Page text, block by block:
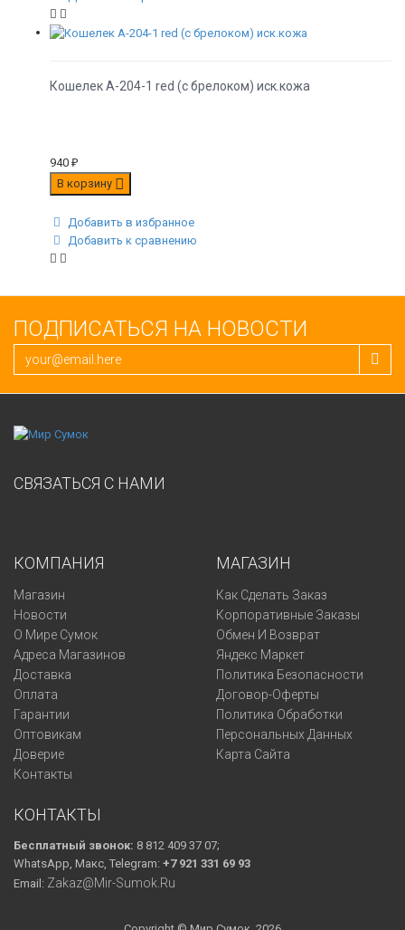
Кошелек A-204-1 red (с брелоком) иск.кожа
940 ₽
В корзину
Добавить в избранное
Добавить к сравнению
ПОДПИСАТЬСЯ НА НОВОСТИ
СВЯЗАТЬСЯ С НАМИ
КОМПАНИЯ
Магазин
Новости
О Мире Сумок
Адреса Магазинов
Доставка
Оплата
Гарантии
Оптовикам
Доверие
Контакты
МАГАЗИН
Как Сделать Заказ
Корпоративные Заказы
Обмен И Возврат
Яндекс Маркет
Политика Безопасности
Договор-Оферты
Политика Обработки
Персональных Данных
Карта Сайта
КОНТАКТЫ
Бесплатный звонок: 8 812 409 37 07;
WhatsApp, Макс, Telegram: +7 921 331 69 93
Email: Zakaz@mir-Sumok.ru